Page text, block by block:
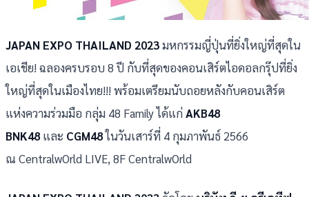
JAPAN EXPO THAILAND 2023มหกรรมญี่ปุ่นที่ยิ่งใหญ่ที่สุดใน
เอเชีย! ฉลองครบรอบ 8 ปี กับที่สุดของคอนเสิร์ตไอดอลกรุ๊ปที่ยิ่ง
ใหญ่ที่สุดในเมืองไทย!!! พร้อมเตรียมนับถอยหลังกับคอนเสิร์ต
แห่งความร่วมมือ กลุ่ม 48 Family ได้แก่ AKB48
BNK48 และ CGM48ในวันเสาร์ที่ 4 กุมภาพันธ์ 2566
ณ CentralwOrld LIVE, 8F CentralwOrld